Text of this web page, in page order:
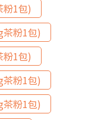
1包)
粉1包)
1包)
粉1包)
粉1包)